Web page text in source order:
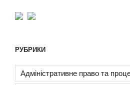
РУБРИКИ
Адміністративне право та